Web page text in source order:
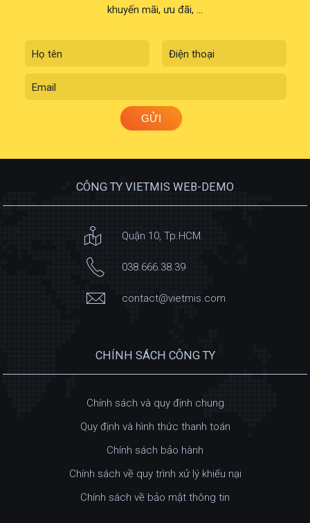
khuyến mãi, ưu đãi, ...
CÔNG TY VIETMIS WEB-DEMO
Quận 10, Tp.HCM.
038.666.38.39
contact@vietmis.com
CHÍNH SÁCH CÔNG TY
Chính sách và quy định chung
Quy định và hình thức thanh toán
Chính sách bảo hành
Chính sách về quy trình xử lý khiếu nại
Chính sách về bảo mật thông tin